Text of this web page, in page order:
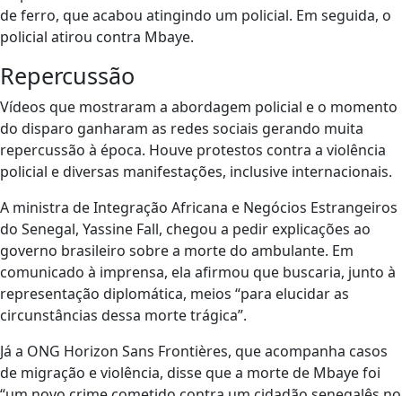
de ferro, que acabou atingindo um policial. Em seguida, o
policial atirou contra Mbaye.
Repercussão
Vídeos que mostraram a abordagem policial e o momento
do disparo ganharam as redes sociais gerando muita
repercussão à época. Houve protestos contra a violência
policial e diversas manifestações, inclusive internacionais.
A ministra de Integração Africana e Negócios Estrangeiros
do Senegal, Yassine Fall, chegou a pedir explicações ao
governo brasileiro sobre a morte do ambulante. Em
comunicado à imprensa, ela afirmou que buscaria, junto à
representação diplomática, meios “para elucidar as
circunstâncias dessa morte trágica”.
Já a ONG Horizon Sans Frontières, que acompanha casos
de migração e violência, disse que a morte de Mbaye foi